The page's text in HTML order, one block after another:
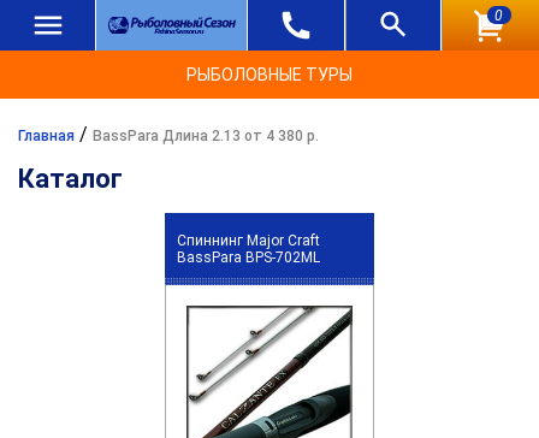
0
РЫБОЛОВНЫЕ ТУРЫ
Главная / BassPara Длина 2.13 от 4 380 р.
Каталог
Спиннинг Major Craft
BassPara BPS-702ML